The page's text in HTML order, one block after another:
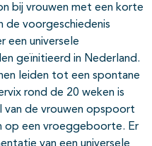
bij vrouwen met een korte
de voorgeschiedenis
een universele
geïnitieerd in Nederland.
leiden tot een spontane
rond de 20 weken is
van de vrouwen opspoort
op een vroeggeboorte. Er